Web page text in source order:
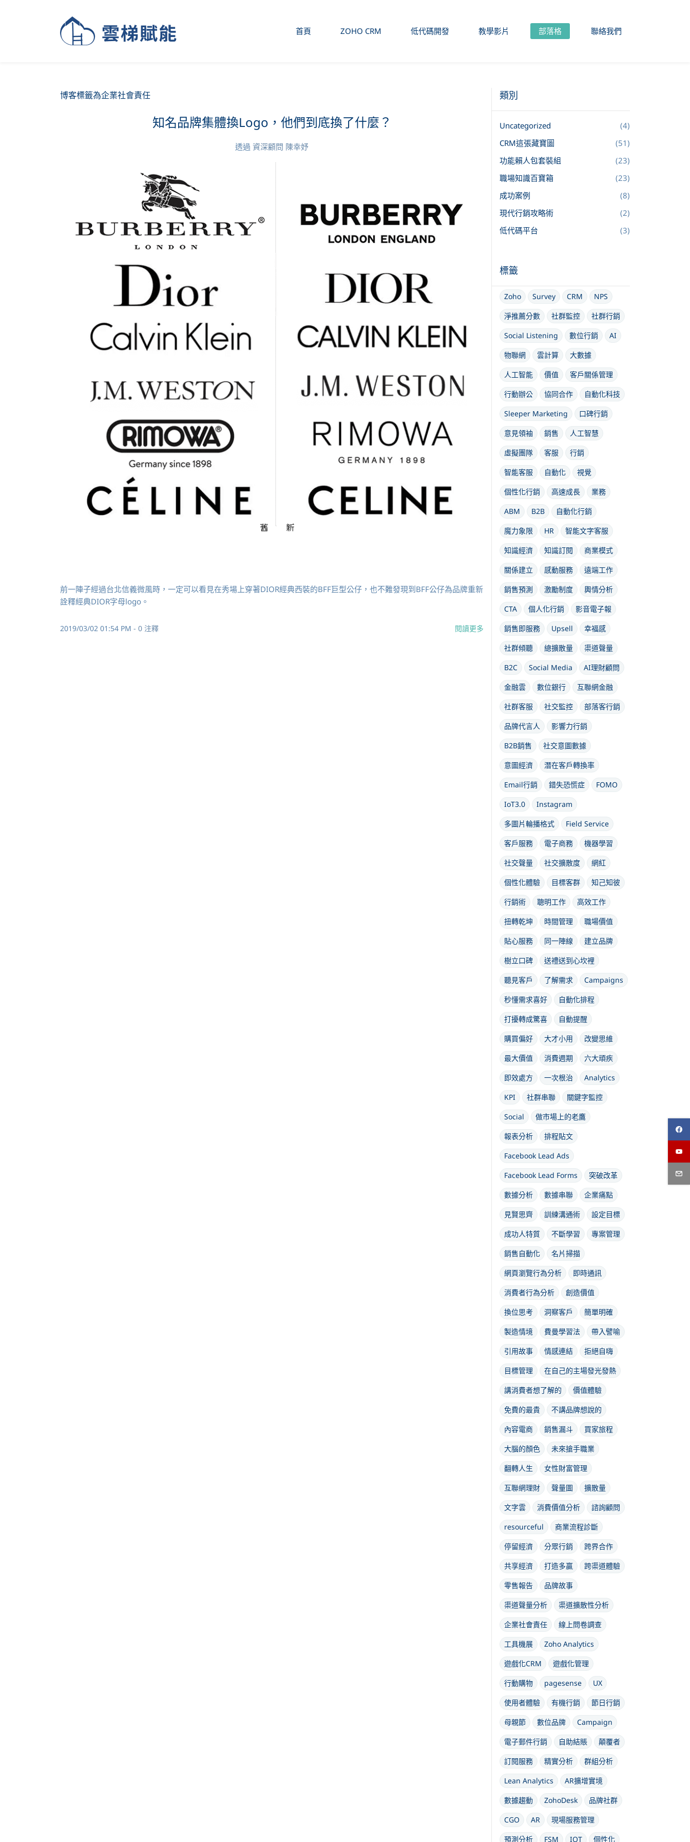
首頁 ZOHO CRM 低代碼開發 教學影片 部落格 聯絡我們
博客標籤為企業社會責任
知名品牌集體換Logo，他們到底換了什麼？
透過 資深顧問 陳幸妤
前一陣子經過台北信義微風時，一定可以看見在秀場上穿著DIOR經典西裝的BFF巨型公仔，也不難發現到BFF公仔為品牌重新
詮釋經典DIOR字母logo。
2019/03/02 01:54 PM - 0 注釋 閱讀更多
類別
Uncategorized
(4)
CRM這張藏寶圖
(51)
功能賴人包套裝組
(23)
職場知識百寶箱
(23)
成功案例
(8)
現代行銷攻略術
(2)
低代碼平台
(3)
標籤
Zoho Survey CRM
NPS
淨推薦分數
社群監控
社群行銷
Social Listening
數位行銷
AI
物聯網
雲計算
大數據
人工智能
價值
客戶關係管理
行動辦公
協同合作
自動化科技
Sleeper Marketing
口碑行銷
意見領袖
銷售
人工智慧
虛擬團隊
客服
行銷
智能客服
自動化
視覺
個性化行銷
高速成長
業務
ABM
B2B
自動化行銷
魔力象限
HR
智能文字客服
知識經濟
知識訂閱
商業模式
關係建立
感動服務
遠端工作
銷售預測
激勵制度
輿情分析
CTA
個人化行銷
影音電子報
銷售即服務
Upsell
幸福感
社群傾聽
總擴散量
渠道聲量
B2C
Social Media
AI理財顧問
金融雲
數位銀行
互聯網金融
社群客服
社交監控
部落客行銷
品牌代言人
影響力行銷
B2B銷售
社交意圖數據
意圖經濟
潛在客戶轉換率
Email行銷
錯失恐慌症
FOMO
IoT3.0
Instagram
多圖片輪播格式
Field Service
客戶服務
電子商務
機器學習
社交聲量
社交擴散度
網紅
個性化體驗
目標客群
知己知彼
行銷術
聰明工作
高效工作
扭轉乾坤
時間管理
職場價值
貼心服務
同一陣線
建立品牌
樹立口碑
送禮送到心坎裡
聽見客戶
了解需求
Campaigns
秒懂需求喜好
自動化排程
打擾轉成驚喜
自動提醒
購買偏好
大才小用
改變思維
最大價值
消費週期
六大頑疾
即效處方
一次根治
Analytics
KPI
社群串聯
關鍵字監控
Social
做市場上的老鷹
報表分析
排程貼文
Facebook Lead Ads
Facebook Lead Forms
突破改革
數據分析
數據串聯
企業痛點
見賢思齊
訓練溝通術
設定目標
成功人特質
不斷學習
專案管理
銷售自動化
名片掃描
網頁瀏覽行為分析
即時通訊
消費者行為分析
創造價值
換位思考
洞察客戶
簡單明確
製造情境
費曼學習法
帶入譬喻
引用故事
情感連結
拒絕自嗨
目標管理
在自己的主場發光發熱
講消費者想了解的
價值體驗
免費的最貴
不講品牌想說的
內容電商
銷售漏斗
買家旅程
大腦的顏色
未來搶手職業
翻轉人生
女性財富管理
互聯網理財
聲量圖
擴散量
文字雲
消費價值分析
諮詢顧問
resourceful
商業流程診斷
停留經濟
分眾行銷
跨界合作
共享經濟
打造多贏
跨渠道體驗
零售報告
品牌故事
渠道聲量分析
渠道擴散性分析
企業社會責任
線上問卷調查
工具機展
Zoho Analytics
遊戲化CRM
遊戲化管理
行動購物
pagesense
UX
使用者體驗
有機行銷
節日行銷
母親節
數位品牌
Campaign
電子郵件行銷
自助結賬
顛覆者
訂閱服務
精實分析
群組分析
Lean Analytics
AR擴增實境
數據趨動
ZohoDesk
品牌社群
CGO
AR
現場服務管理
預測分析
FSM IOT 個性化